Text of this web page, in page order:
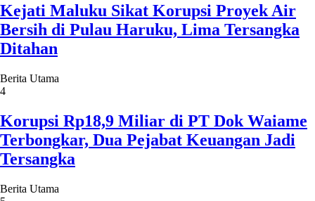
Kejati Maluku Sikat Korupsi Proyek Air
Bersih di Pulau Haruku, Lima Tersangka
Ditahan
Berita Utama
4
Korupsi Rp18,9 Miliar di PT Dok Waiame
Terbongkar, Dua Pejabat Keuangan Jadi
Tersangka
Berita Utama